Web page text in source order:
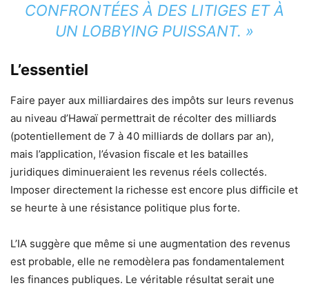
CONFRONTÉES À DES LITIGES ET À
UN LOBBYING PUISSANT. »
L’essentiel
Faire payer aux milliardaires des impôts sur leurs revenus
au niveau d’Hawaï permettrait de récolter des milliards
(potentiellement de 7 à 40 milliards de dollars par an),
mais l’application, l’évasion fiscale et les batailles
juridiques diminueraient les revenus réels collectés.
Imposer directement la richesse est encore plus difficile et
se heurte à une résistance politique plus forte.
L’IA suggère que même si une augmentation des revenus
est probable, elle ne remodèlera pas fondamentalement
les finances publiques. Le véritable résultat serait une